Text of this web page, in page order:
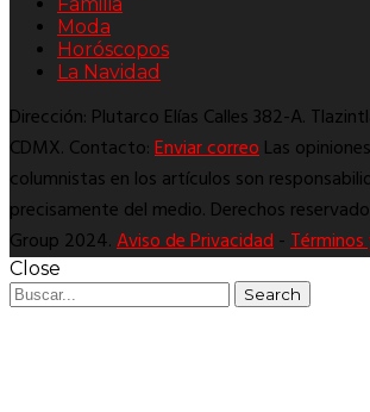
Moda
Horóscopos
La Navidad
Dirección: Plutarco Elías Calles 382-A.
CDMX. Contacto:Enviar correoLas
columnistas en los artículos son
precisamente del medio. Derechos
Group 2024.Aviso de Privacidad-
Close